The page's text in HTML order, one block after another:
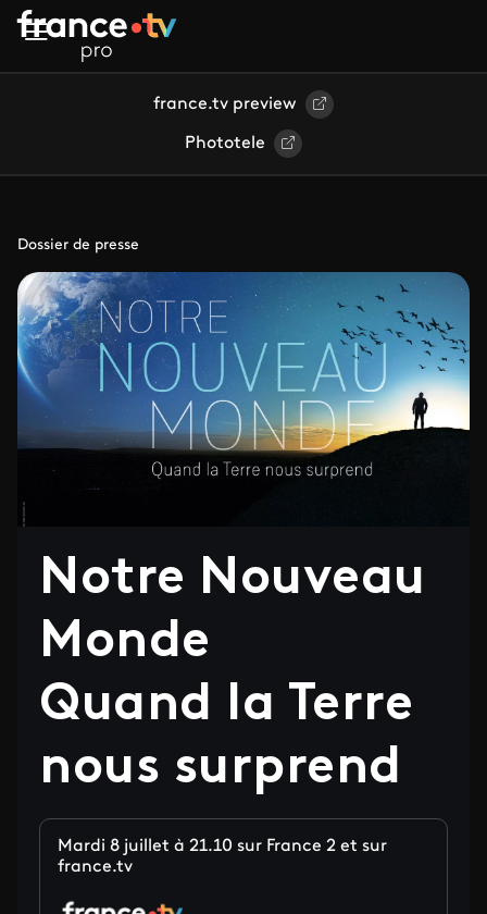
Aller au contenu principal
france.tv preview
Phototele
Dossier de presse
Notre Nouveau
Monde
Quand la Terre
nous surprend
Mardi 8 juillet à 21.10 sur France 2 et sur
france.tv